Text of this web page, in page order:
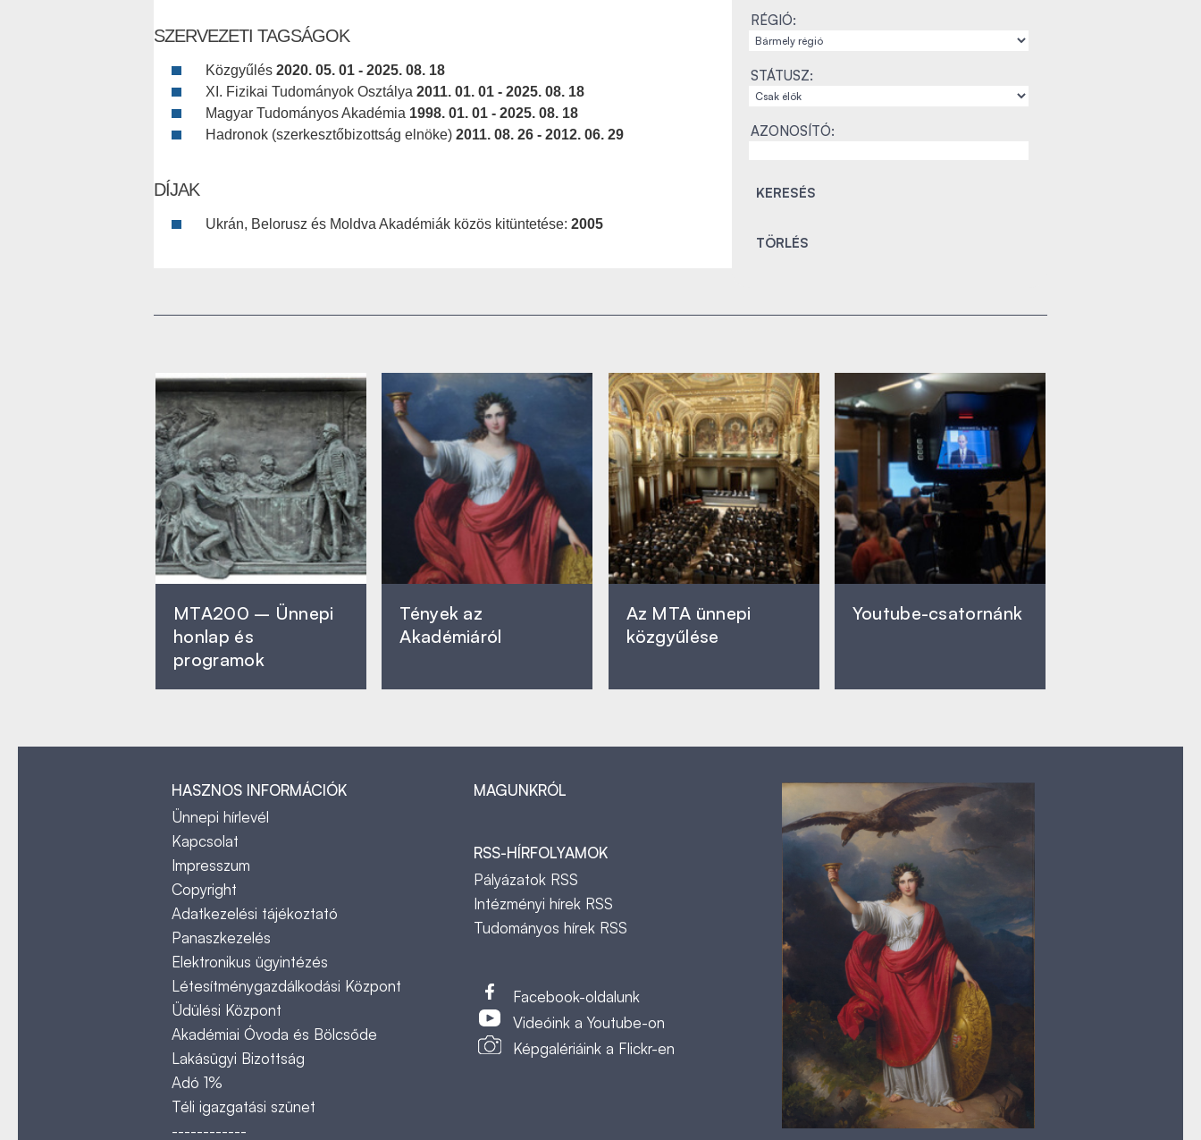
SZERVEZETI TAGSÁGOK
Közgyűlés 2020. 05. 01 - 2025. 08. 18
XI. Fizikai Tudományok Osztálya 2011. 01. 01 - 2025. 08. 18
Magyar Tudományos Akadémia 1998. 01. 01 - 2025. 08. 18
Hadronok (szerkesztőbizottság elnöke) 2011. 08. 26 - 2012. 06. 29
DÍJAK
Ukrán, Belorusz és Moldva Akadémiák közös kitüntetése: 2005
RÉGIÓ:
STÁTUSZ:
AZONOSÍTÓ:
MTA200 – Ünnepi
honlap és
programok
Tények az
Akadémiáról
Az MTA ünnepi
közgyűlése
Youtube-csatornánk
HASZNOS INFORMÁCIÓK
Ünnepi hírlevél
Kapcsolat
Impresszum
Copyright
Adatkezelési tájékoztató
Panaszkezelés
Elektronikus ügyintézés
Létesítménygazdálkodási Központ
Üdülési Központ
Akadémiai Óvoda és Bölcsőde
Lakásügyi Bizottság
Adó 1%
Téli igazgatási szünet
------------
MAGUNKRÓL
RSS-HÍRFOLYAMOK
Pályázatok RSS
Intézményi hírek RSS
Tudományos hírek RSS
Facebook-oldalunk
Videóink a Youtube-on
Képgalériáink a Flickr-en